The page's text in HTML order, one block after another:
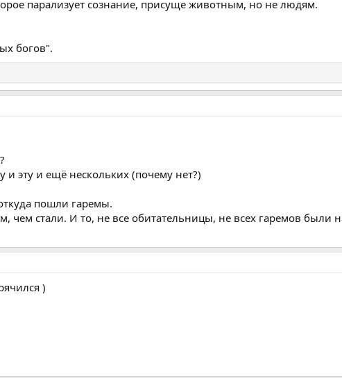
парализует сознание, присуще животным, но не людям.
богов".
эту и ещё нескольких (почему нет?)
пошли гаремы.
чем стали. И то, не все обитательницы, не всех гаремов
)